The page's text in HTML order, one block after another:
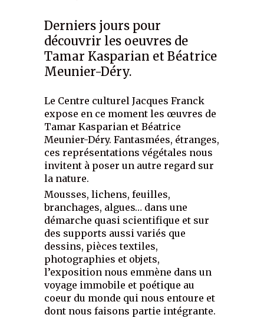
Derniers jours pour
découvrir les oeuvres de
Tamar Kasparian et Béatrice
Meunier-Déry.
Le Centre culturel Jacques Franck
expose en ce moment les œuvres de
Tamar Kasparian et Béatrice
Meunier-Déry. Fantasmées, étranges,
ces représentations végétales nous
invitent à poser un autre regard sur
la nature.
Mousses, lichens, feuilles,
branchages, algues… dans une
démarche quasi scientifique et sur
des supports aussi variés que
dessins, pièces textiles,
photographies et objets,
l’exposition nous emmène dans un
voyage immobile et poétique au
coeur du monde qui nous entoure et
dont nous faisons partie intégrante.